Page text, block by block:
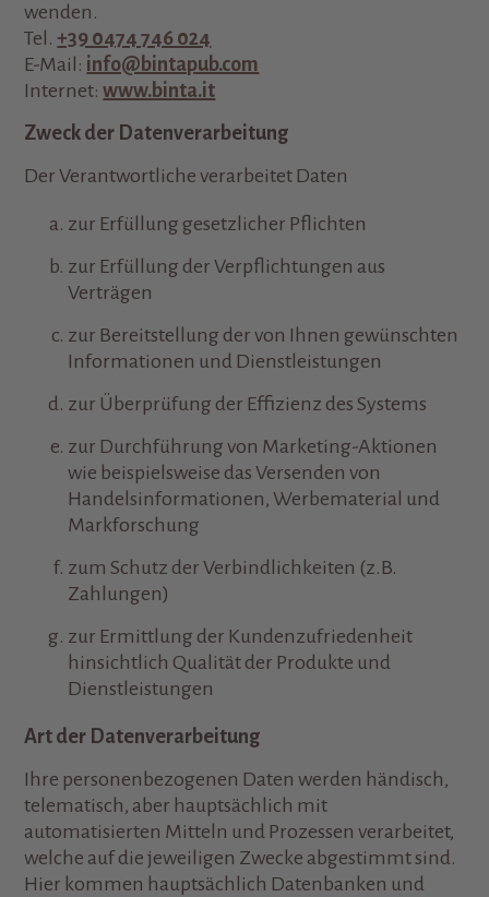
wenden.
Tel.+39 0474 746 024
E-Mail: info@bintapub.com
Internet:www.binta.it
Zweck der Datenverarbeitung
Der Verantwortliche verarbeitet Daten
zur Erfüllung gesetzlicher Pflichten
zur Erfüllung der Verpflichtungen aus
Verträgen
zur Bereitstellung der von Ihnen gewünschten
Informationen und Dienstleistungen
zur Überprüfung der Effizienz des Systems
zur Durchführung von Marketing-Aktionen
wie beispielsweise das Versenden von
Handelsinformationen, Werbematerial und
Markforschung
zum Schutz der Verbindlichkeiten (z.B.
Zahlungen)
zur Ermittlung der Kundenzufriedenheit
hinsichtlich Qualität der Produkte und
Dienstleistungen
Art der Datenverarbeitung
Ihre personenbezogenen Daten werden händisch,
telematisch, aber hauptsächlich mit
automatisierten Mitteln und Prozessen verarbeitet,
welche auf die jeweiligen Zwecke abgestimmt sind.
Hier kommen hauptsächlich Datenbanken und